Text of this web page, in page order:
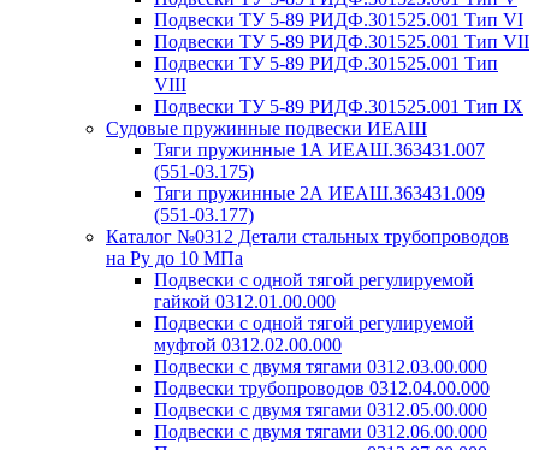
Подвески ТУ 5-89 РИДФ.301525.001 Тип VI
Подвески ТУ 5-89 РИДФ.301525.001 Тип VII
Подвески ТУ 5-89 РИДФ.301525.001 Тип
VIII
Подвески ТУ 5-89 РИДФ.301525.001 Тип IX
Судовые пружинные подвески ИЕАШ
Тяги пружинные 1А ИЕАШ.363431.007
(551-03.175)
Тяги пружинные 2А ИЕАШ.363431.009
(551-03.177)
Каталог №0312 Детали стальных трубопроводов
на Ру до 10 МПа
Подвески с одной тягой регулируемой
гайкой 0312.01.00.000
Подвески с одной тягой регулируемой
муфтой 0312.02.00.000
Подвески с двумя тягами 0312.03.00.000
Подвески трубопроводов 0312.04.00.000
Подвески с двумя тягами 0312.05.00.000
Подвески с двумя тягами 0312.06.00.000